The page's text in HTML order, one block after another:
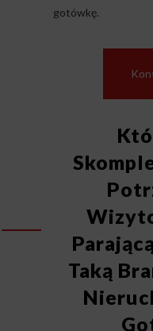
gotówkę.
Taką